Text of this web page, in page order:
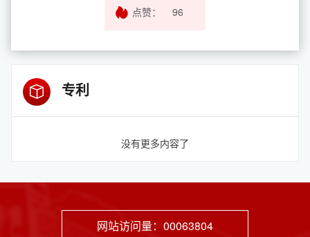
点赞： 96
专利
没有更多内容了
网站访问量： 00063804